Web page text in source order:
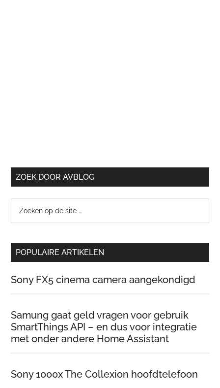
ZOEK DOOR AVBLOG
site
POPULAIRE ARTIKELEN
Sony FX5 cinema camera aangekondigd
Samung gaat geld vragen voor gebruik
SmartThings API – en dus voor integratie
met onder andere Home Assistant
Sony 1000x The Collexion hoofdtelefoon